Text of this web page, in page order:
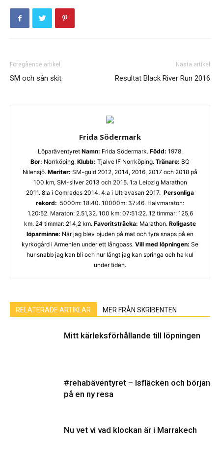
Föregående artikel
SM och sån skit
Nästa artikel
Resultat Black River Run 2016
Frida Södermark
Löparäventyret Namn: Frida Södermark. Född: 1978.
Bor: Norrköping. Klubb: Tjalve IF Norrköping. Tränare: BG
Nilensjö. Meriter: SM-guld 2012, 2014, 2016, 2017 och 2018 på
100 km, SM-silver 2013 och 2015. 1:a Leipzig Marathon
2011. 8:a i Comrades 2014. 4:a i Ultravasan 2017. Personliga
rekord: 5000m: 18:40. 10000m: 37:46. Halvmaraton:
1.20:52. Maraton: 2.51,32. 100 km: 07:51:22. 12 timmar: 125,6
km. 24 timmar: 214,2 km. Favoritsträcka: Marathon. Roligaste
löparminne: När jag blev bjuden på mat och fyra snaps på en
kyrkogård i Armenien under ett långpass. Vill med löpningen: Se
hur snabb jag kan bli och hur långt jag kan springa och ha kul
under tiden.
RELATERADE ARTIKLAR MER FRÅN SKRIBENTEN
Mitt kärleksförhållande till löpningen
#rehabäventyret – Isfläcken och början
på en ny resa
Nu vet vi vad klockan är i Marrakech